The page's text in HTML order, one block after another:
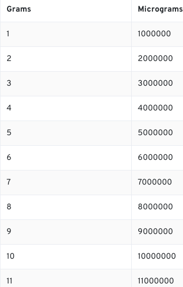
Grams Micrograms
1 1000000
2 2000000
3 3000000
4 4000000
5 5000000
6 6000000
7 7000000
8 8000000
9 9000000
10 10000000
11 11000000